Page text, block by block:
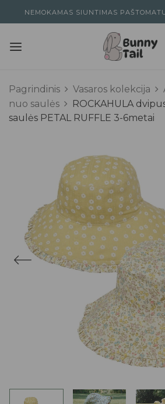
NEMOKAMAS SIUNTIMAS
Pagrindinis Vasaros kolekcija
nuo saulės
ROCKAHULA
saulės PETAL RUFFLE 3-6metai